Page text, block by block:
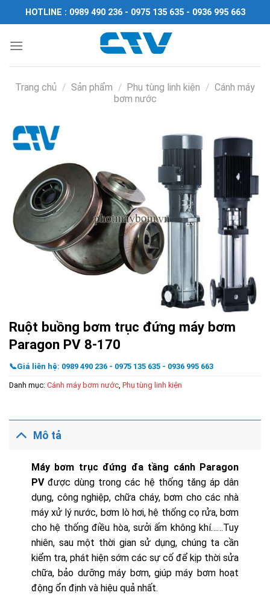
Chuyển
đến
dung
HOTLINE : 0989 490 236 - 0975 135 635 - 0936 995 663
Trang chủ / Sản phẩm / Phụ tùng linh kiện / Cánh máy
bơm nước
Ruột buồng bơm trục đứng máy bơm
Paragon PV 8-170
📞Giá liên hệ: 0989 490 236 - 0975 135 635 - 0936 995 663
Danh mục: Cánh máy bơm nước Phụ tùng linh kiện
Mô tả
Máy bơm trục đứng đa tầng cánh Paragon
PV được dùng trong các hệ thống tăng áp dân
dụng, công nghiệp, chữa cháy, bơm cho các nhà
máy xử lý nước, bơm lò hơi, hệ thống cọ rửa, bơm
cho hệ thống điều hòa, sưởi ấm không khí……Tuy
nhiên, sau một thời gian sử dụng, chúng ta cần
kiểm tra, phát hiện sớm các sự cố để kịp thời sửa
chữa, bảo dưỡng máy bơm, giúp máy bơm hoạt
động ổn định và hiệu quả nhất.